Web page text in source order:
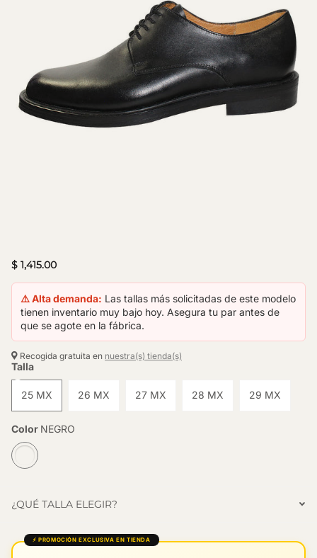
$ 1,415.00
⚠️ Alta demanda: Las tallas más solicitadas de este modelo
tienen inventario muy bajo hoy. Asegura tu par antes de
que se agote en la fábrica.
Recogida gratuita en nuestra(s) tienda(s)
Talla
25 MX 26 MX 27 MX 28 MX 29 MX
Color NEGRO
¿QUÉ TALLA ELEGIR?
⚡ PROMOCIÓN EXCLUSIVA EN TIENDA